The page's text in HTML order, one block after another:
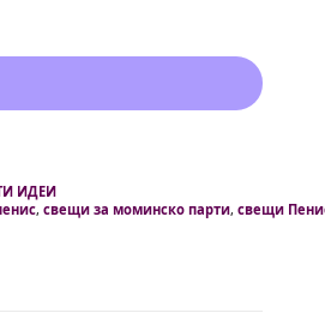
ИДЕИ
, свещи за моминско парти, свещи